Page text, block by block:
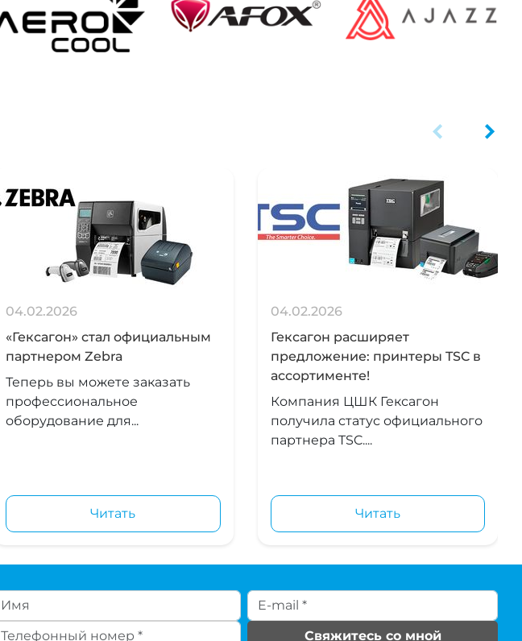
04.02.2026
«Гексагон» стал официальным
партнером Zebra
Теперь вы можете заказать
профессиональное
оборудование для...
Читать
04.02.2026
Гексагон расширяет
предложение: принтеры TSC в
ассортименте!
Компания ЦШК Гексагон
получила статус официального
партнера TSC....
Читать
Свяжитесь со мной